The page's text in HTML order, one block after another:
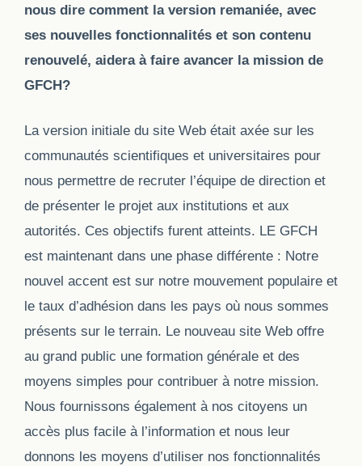
nous dire comment la version remaniée, avec
ses nouvelles fonctionnalités et son contenu
renouvelé, aidera à faire avancer la mission de
GFCH?
La version initiale du site Web était axée sur les
communautés scientifiques et universitaires pour
nous permettre de recruter l’équipe de direction et
de présenter le projet aux institutions et aux
autorités. Ces objectifs furent atteints. LE GFCH
est maintenant dans une phase différente : Notre
nouvel accent est sur notre mouvement populaire et
le taux d’adhésion dans les pays où nous sommes
présents sur le terrain. Le nouveau site Web offre
au grand public une formation générale et des
moyens simples pour contribuer à notre mission.
Nous fournissons également à nos citoyens un
accès plus facile à l’information et nous leur
donnons les moyens d’utiliser nos fonctionnalités